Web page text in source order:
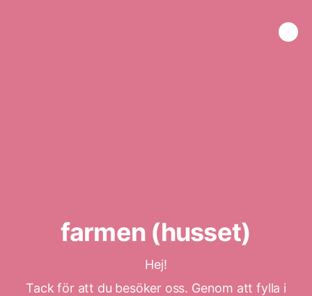
farmen (husset)
Hej!
Tack för att du besöker oss. Genom att fylla i